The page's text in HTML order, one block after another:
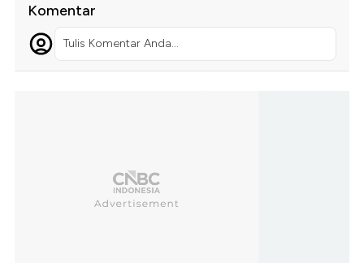
Komentar
Tulis Komentar Anda...